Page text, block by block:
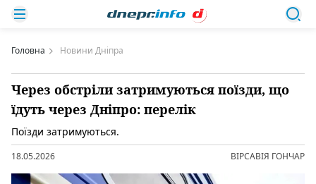
Головна Новини Дніпра
Через обстріли затримуються поїзди, що
їдуть через Дніпро: перелік
Поїзди затримуються.
18.05.2026 ВІРСАВІЯ ГОНЧАР